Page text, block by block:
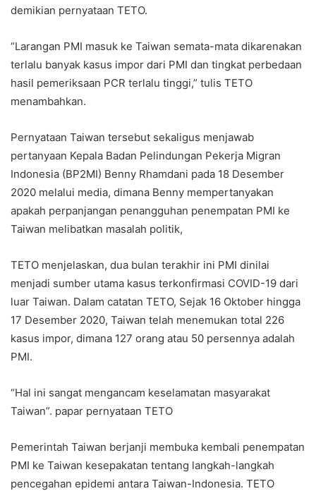
demikian pernyataan TETO.
“Larangan PMI masuk ke Taiwan semata-mata dikarenakan
terlalu banyak kasus impor dari PMI dan tingkat perbedaan
hasil pemeriksaan PCR terlalu tinggi,” tulis TETO
menambahkan.
Pernyataan Taiwan tersebut sekaligus menjawab
pertanyaan Kepala Badan Pelindungan Pekerja Migran
Indonesia (BP2MI) Benny Rhamdani pada 18 Desember
2020 melalui media, dimana Benny mempertanyakan
apakah perpanjangan penangguhan penempatan PMI ke
Taiwan melibatkan masalah politik,
TETO menjelaskan, dua bulan terakhir ini PMI dinilai
menjadi sumber utama kasus terkonfirmasi COVID-19 dari
luar Taiwan. Dalam catatan TETO, Sejak 16 Oktober hingga
17 Desember 2020, Taiwan telah menemukan total 226
kasus impor, dimana 127 orang atau 50 persennya adalah
PMI.
“Hal ini sangat mengancam keselamatan masyarakat
Taiwan”. papar pernyataan TETO
Pemerintah Taiwan berjanji membuka kembali penempatan
PMI ke Taiwan kesepakatan tentang langkah-langkah
pencegahan epidemi antara Taiwan-Indonesia. TETO